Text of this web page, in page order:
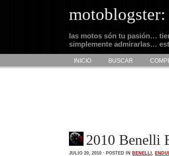
las motos són tu pasión…
simplemente admirarlas…
INICIO BUSCAR
2010 Benelli
JULIO 20, 2010 · POSTED IN BENELLI ,